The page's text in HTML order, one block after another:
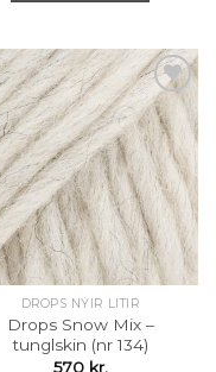
Setja á
óskalista
DROPS NÝIR LITIR
Drops Snow Mix –
tunglskin (nr 134)
570 kr.